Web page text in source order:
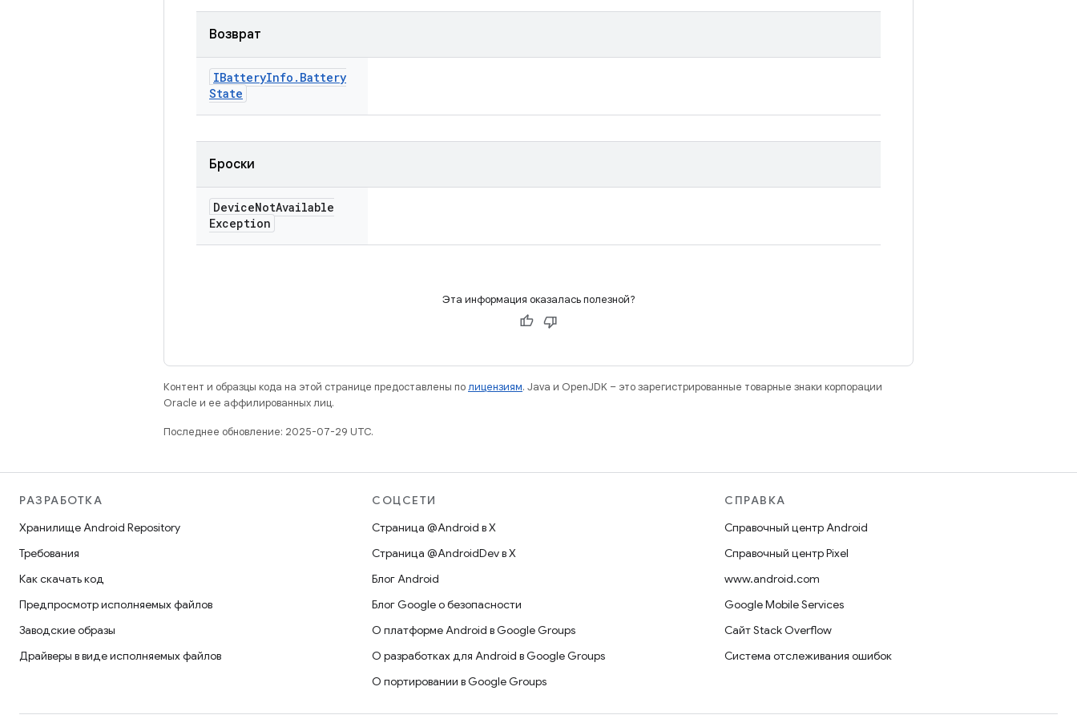
Возврат
IBatteryInfo . Battery
State
Броски
DeviceNotAvailable
Exception
Эта информация оказалась полезной?
Контент и образцы кода на этой странице предоставлены полицензиям. Java и OpenJDK – это зарегистрированные товарные знаки корпорации
Oracle и ее аффилированных лиц.
Последнее обновление: 2025-07-29 UTC.
РАЗРАБОТКА
Хранилище Android Repository
Требования
Как скачать код
Предпросмотр исполняемых файлов
Заводские образы
Драйверы в виде исполняемых файлов
СОЦСЕТИ
Страница @Android в X
Страница @AndroidDev в X
Блог Android
Блог Google о безопасности
О платформе Android в Google Groups
О разработках для Android в Google Groups
О портировании в Google Groups
СПРАВКА
Справочный центр Android
Справочный центр Pixel
www.android.com
Google Mobile Services
Сайт Stack Overflow
Система отслеживания ошибок